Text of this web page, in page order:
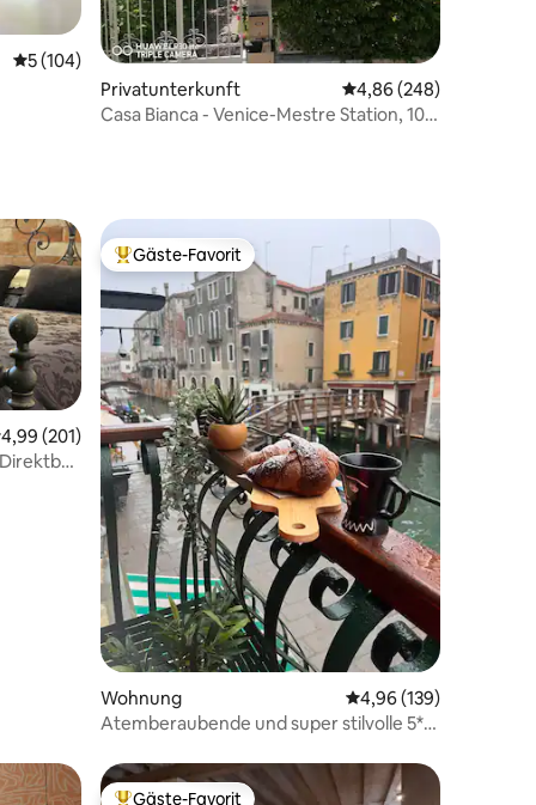
Bewertungen
Durchschnittliche Bewertung: 5 von 5, 104 Bewertungen
5 (104)
Privatunterkunft Durchschnittliche
4,86 (248)
Casa Bianca - Venice-Mestre Station, 10
Bewertungen
Bewertung: 4,99 von 5, 201 Bewertungen
4,99 (201)
Beliebter Gäste-Favorit.
Gäste-Favorit
Wohnung Durchschnittliche
4,96 (139)
Atemberaubende und super stilvolle 5*-
Gäste-Favorit